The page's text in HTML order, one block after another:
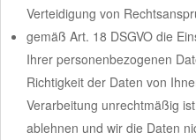
Verteidigung von
gemäß Art. 18 DSGVO die
Ihrer personenbezogenen
Richtigkeit der Daten von
Verarbeitung unrechtmäßig
ablehnen und wir die Daten